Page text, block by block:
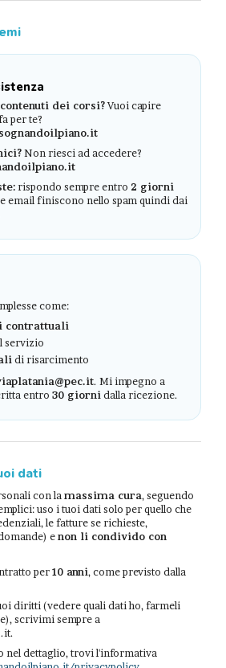
dei corsi?Vuoi capire
per te?
Non riesci ad accedere?
rispondo sempre entro 2 giorni
email finiscono nello spam quindi dai
come:
contrattuali
servizio
di risarcimento
. Mi impegno a
entro 30 giorni dalla ricezione.
dati
con lamassima cura, seguendo
uso i tuoi dati solo per quello che
le fatture se richieste,
enon li condivido con
per 10 anni, come previsto dalla
diritti (vedere quali dati ho, farmeli
scrivimi sempre a
nel dettaglio, trovi l'informativa